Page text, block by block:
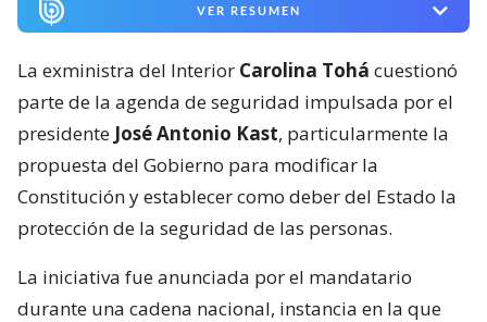
VER RESUMEN
La exministra del Interior Carolina Tohá cuestionó
parte de la agenda de seguridad impulsada por el
presidente José Antonio Kast, particularmente la
propuesta del Gobierno para modificar la
Constitución y establecer como deber del Estado la
protección de la seguridad de las personas.
La iniciativa fue anunciada por el mandatario
durante una cadena nacional, instancia en la que